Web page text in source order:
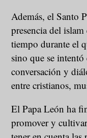
Además, el Santo
presencia del
tiempo durante el
sino que se
conversación y
entre cristianos,
El Papa León ha
promover y